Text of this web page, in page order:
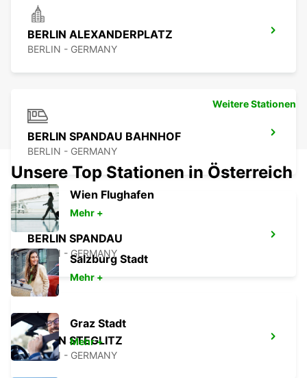
BERLIN ALEXANDERPLATZ
BERLIN - GERMANY
BERLIN SPANDAU BAHNHOF
BERLIN - GERMANY
BERLIN SPANDAU
BERLIN - GERMANY
BERLIN STEGLITZ
BERLIN - GERMANY
Weitere Stationen
Unsere Top Stationen in Österreich
Wien Flughafen
Mehr +
Salzburg Stadt
Mehr +
Graz Stadt
Mehr +